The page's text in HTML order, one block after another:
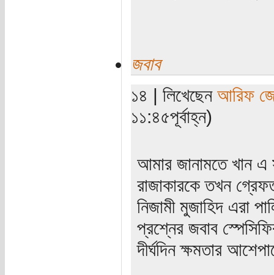
জবাব
১৪ | লিখেছেন আরিফ
১১:৪৫পূর্বাহ্ন)
আমার জানামতে খান এ
রাজাকারকে তখন
নিজামী মুজাহিদ এরা
প্রশ্নের জবাব
দীর্ঘদিন ক্ষমতার